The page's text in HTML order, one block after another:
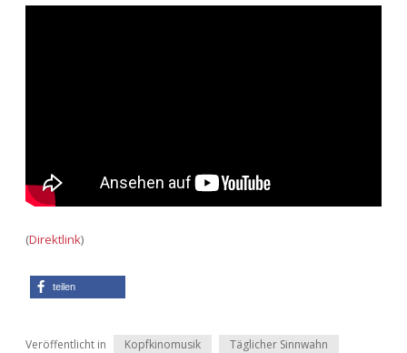
Adventskalender 2017
Adventskalender 2021
(Direktlink)
teilen
Veröffentlicht in Kopfkinomusik Täglicher Sinnwahn